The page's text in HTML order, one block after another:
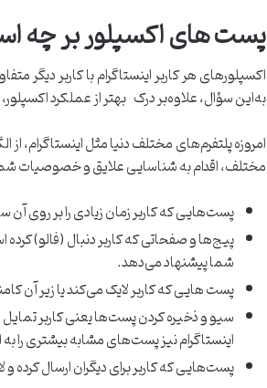
پست های اکسپلور بر چه
اکسپلورهای هر کاربر اینستاگرام با کاربر
به‌این سؤال، علاوه‌بر درک بهتر از عملکرد
امروزه پلتفرم‌های مختلف دنیا مثل
مختلف، اقدام به شناسایی علایق و خصوصیات
پست‌هایی که کاربر زمان زیادی را بر روی
پیج‌ها و صفحاتی که کاربر دنبال (فالو)
شما پیشنهاد می‌دهد.
پست هایی که کاربر لایک می‌کند یا زیر آن
سیو و ذخیره کردن پست‌ها یعنی کاربر تمایل
اینستاگرام نیز پست‌های مشابه بیشتری را
پست‌هایی که کاربر برای دیگران ارسال کرده